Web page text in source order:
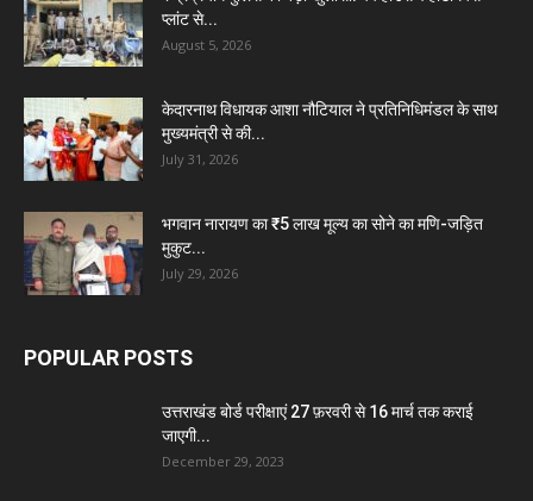
प्लांट से...
August 5, 2026
केदारनाथ विधायक आशा नौटियाल ने प्रतिनिधिमंडल के साथ
मुख्यमंत्री से की...
July 31, 2026
भगवान नारायण का ₹5 लाख मूल्य का सोने का मणि-जड़ित
मुकुट...
July 29, 2026
POPULAR POSTS
उत्तराखंड बोर्ड परीक्षाएं 27 फ़रवरी से 16 मार्च तक कराई
जाएगी...
December 29, 2023